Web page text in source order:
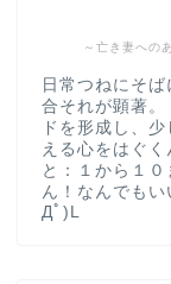
～亡き妻への
日常つねにそ
合それが顕著
ドを形成し、
える心をはぐ
と：１から１
ん！なんでも
Дﾟ)L